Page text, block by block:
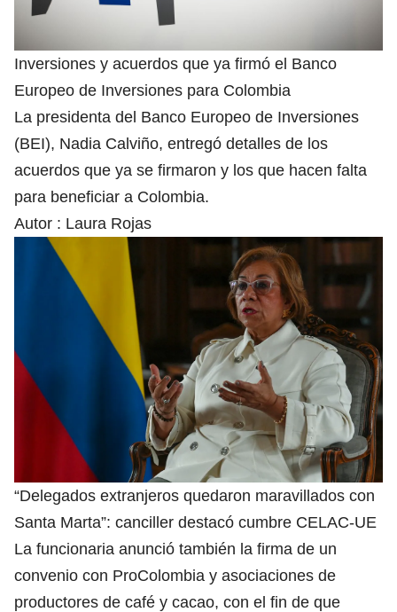
Inversiones y acuerdos que ya firmó el Banco
Europeo de Inversiones para Colombia
La presidenta del Banco Europeo de Inversiones
(BEI), Nadia Calviño, entregó detalles de los
acuerdos que ya se firmaron y los que hacen falta
para beneficiar a Colombia.
Autor : Laura Rojas
“Delegados extranjeros quedaron maravillados con
Santa Marta”: canciller destacó cumbre CELAC-UE
La funcionaria anunció también la firma de un
convenio con ProColombia y asociaciones de
productores de café y cacao, con el fin de que